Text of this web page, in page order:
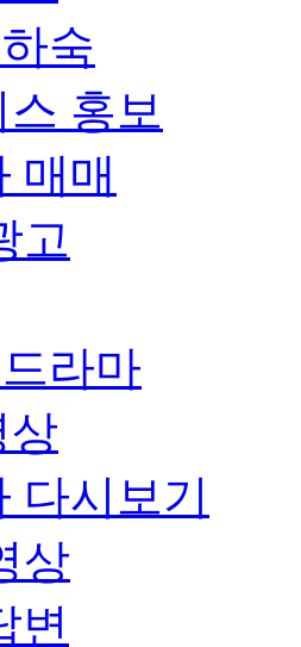
숙
홍보
매매
고
라마
상
다시보기
상
변